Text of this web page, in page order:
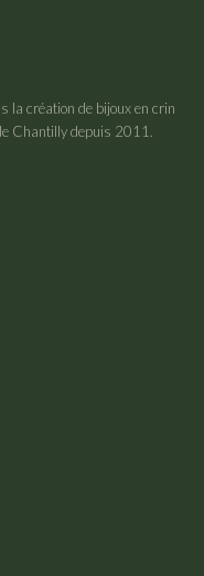
la création de bijoux en crin
Chantilly depuis 2011.